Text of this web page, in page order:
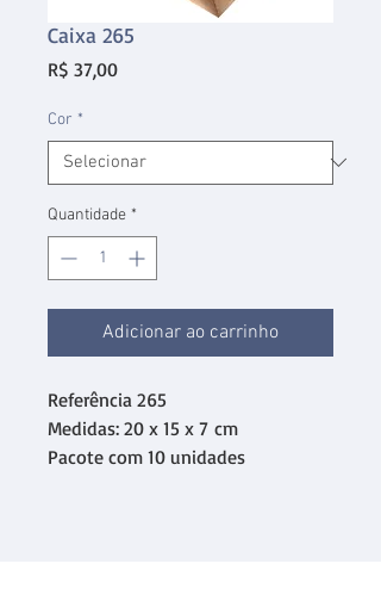
Caixa 265
R$ 37,00Preço
Cor *
Quantidade *
Adicionar ao carrinho
Referência 265
Medidas: 20 x 15 x 7 cm
Pacote com 10 unidades